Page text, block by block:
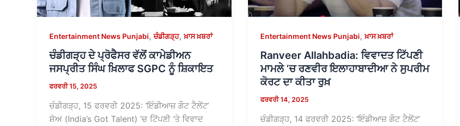
Entertainment News Punjabi, ਚੰਡੀਗੜ੍ਹ,ਖ਼ਾਸ ਖ਼ਬਰਾਂ
ਚੰਡੀਗੜ੍ਹ ਦੇ ਪ੍ਰੋਫੈਸਰ ਵੱਲੋਂ ਕਾਮੇਡੀਅਨ
ਜਸਪ੍ਰੀਤ ਸਿੰਘ ਖ਼ਿਲਾਫ SGPC ਨੂੰ ਸ਼ਿਕਾਇਤ
ਫਰਵਰੀ 15, 2025
ਚੰਡੀਗੜ੍ਹ, 15 ਫਰਵਰੀ 2025: ‘ਇੰਡੀਆਜ਼ ਗੌਟ ਟੈਲੇਂਟ’
ਸ਼ੋਅ (India’s Got Talent) ‘ਚ ਟਿੱਪਣੀ ‘ਤੇ ਵਿਵਾਦ
Entertainment News Punjabi,ਖ਼ਾਸ ਖ਼ਬਰਾਂ
Ranveer Allahbadia: ਵਿਵਾਦਤ ਟਿੱਪਣੀ
ਮਾਮਲੇ ‘ਚ ਰਣਵੀਰ ਇਲਾਹਾਬਾਦੀਆ ਨੇ ਸੁਪਰੀਮ
ਕੋਰਟ ਦਾ ਕੀਤਾ ਰੁਖ਼
ਫਰਵਰੀ 14, 2025
ਚੰਡੀਗੜ੍ਹ, 14 ਫਰਵਰੀ 2025: ‘ਇੰਡੀਆਜ਼ ਗੌਟ ਟੈਲੇਂਟ’